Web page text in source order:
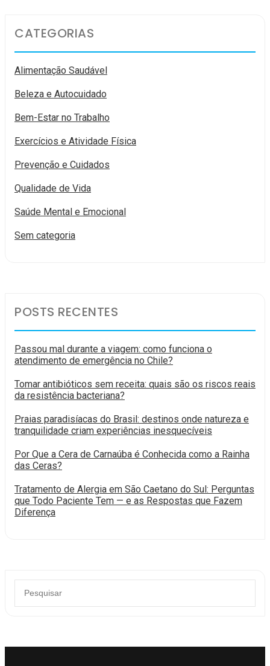
CATEGORIAS
Alimentação Saudável
Beleza e Autocuidado
Bem-Estar no Trabalho
Exercícios e Atividade Física
Prevenção e Cuidados
Qualidade de Vida
Saúde Mental e Emocional
Sem categoria
POSTS RECENTES
Passou mal durante a viagem: como funciona o
atendimento de emergência no Chile?
Tomar antibióticos sem receita: quais são os riscos reais
da resistência bacteriana?
Praias paradisíacas do Brasil: destinos onde natureza e
tranquilidade criam experiências inesquecíveis
Por Que a Cera de Carnaúba é Conhecida como a Rainha
das Ceras?
Tratamento de Alergia em São Caetano do Sul: Perguntas
que Todo Paciente Tem — e as Respostas que Fazem
Diferença